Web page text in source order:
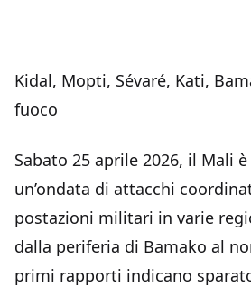
Kidal, Mopti, Sévaré, Kati,
fuoco
Sabato 25 aprile 2026, il Mali
un’ondata di attacchi
postazioni militari in varie
dalla periferia di Bamako al
primi rapporti indicano